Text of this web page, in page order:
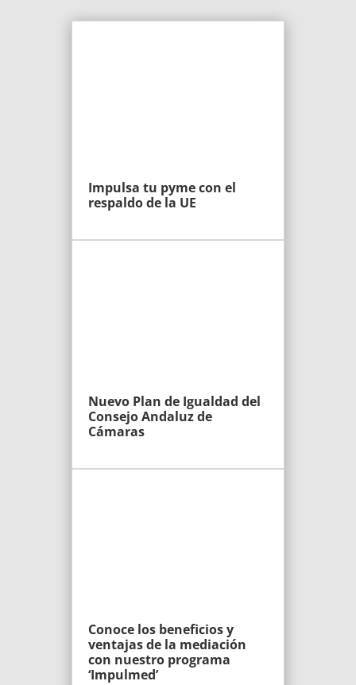
Impulsa tu pyme con el
respaldo de la UE
Nuevo Plan de Igualdad del
Consejo Andaluz de
Cámaras
Conoce los beneficios y
ventajas de la mediación
con nuestro programa
‘Impulmed’